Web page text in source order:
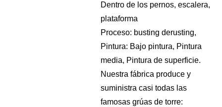
Dentro de los pernos, escalera,
plataforma
Proceso: busting derusting,
Pintura: Bajo pintura, Pintura
media, Pintura de superficie.
Nuestra fábrica produce y
suministra casi todas las
famosas grúas de torre: